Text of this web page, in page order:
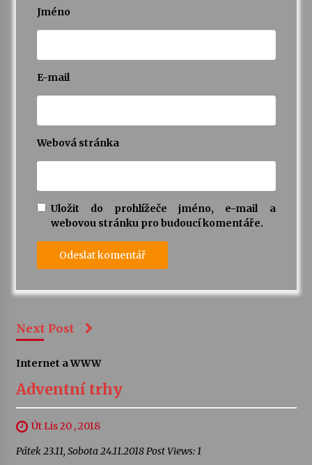
Jméno
E-mail
Webová stránka
Uložit do prohlížeče jméno, e-mail a
webovou stránku pro budoucí komentáře.
Next Post
Internet a WWW
Adventní trhy
Út Lis 20 , 2018
Pátek 23.11, Sobota 24.11.2018 Post Views: 1